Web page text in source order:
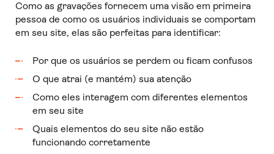
Como as gravações fornecem uma visão em primeira
pessoa de como os usuários individuais se comportam
em seu site, elas são perfeitas para identificar:
Por que os usuários se perdem ou ficam confusos
O que atrai (e mantém) sua atenção
Como eles interagem com diferentes elementos
em seu site
Quais elementos do seu site não estão
funcionando corretamente